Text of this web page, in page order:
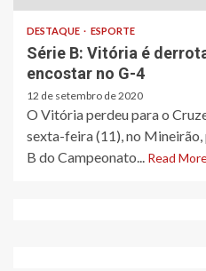
DESTAQUE ESPORTE
Série B: Vitória é
encostar no G-4
12 de setembro de 2020
O Vitória perdeu para o
sexta-feira (11), no Mineirão,
B do Campeonato... Read